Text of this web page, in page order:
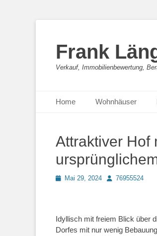
Frank
Verkauf, Immobilienbewertung,
Primäres Menü
Inhalt
Home Wohnhäuser
Attraktiver Hof
PostedMai 29, 2024 Autor76955524
Idyllisch mit freiem Blick über
Dorfes mit nur wenig